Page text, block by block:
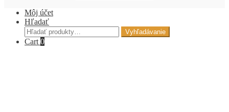
Môj účet
Hľadať
Hľadať:
Vyhľadávanie
Cart 0